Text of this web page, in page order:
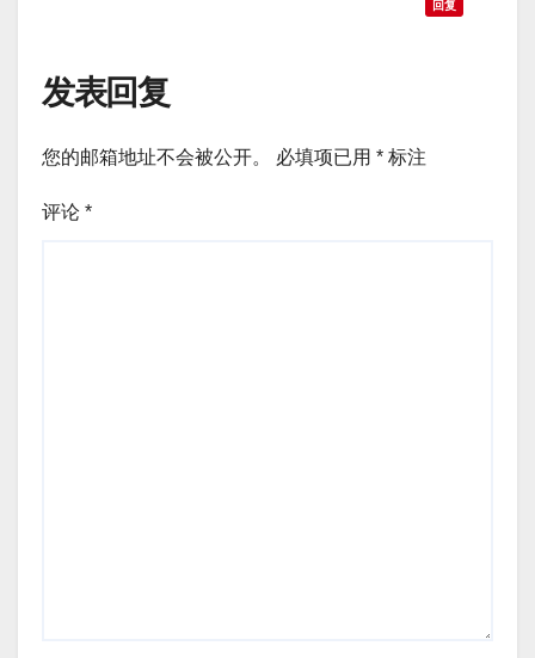
回复
发表回复
您的邮箱地址不会被公开。 必填项已用 * 标注
评论 *